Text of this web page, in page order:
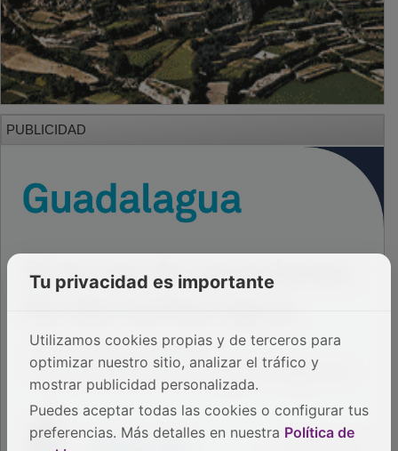
Tu privacidad es importante
Utilizamos cookies propias y de terceros para
optimizar nuestro sitio, analizar el tráfico y
mostrar publicidad personalizada.
Puedes aceptar todas las cookies o configurar tus
preferencias. Más detalles en nuestra Política de